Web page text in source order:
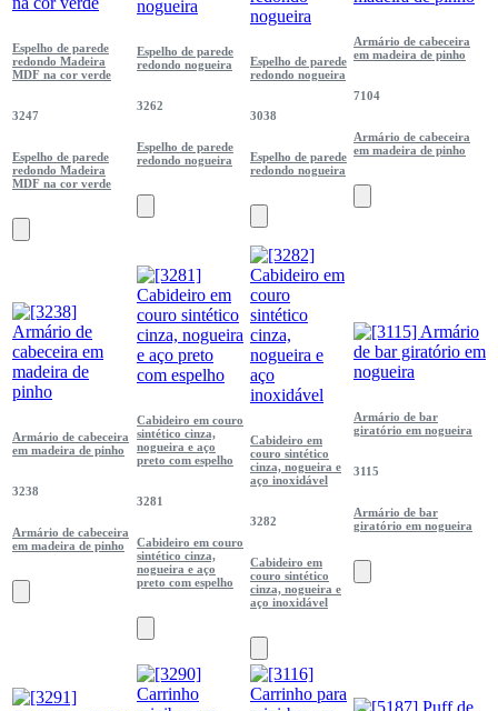
Espelho de parede
redondo Madeira
MDF na cor verde
3247
Espelho de parede
redondo Madeira
MDF na cor verde
Espelho de parede
redondo nogueira
3262
Espelho de parede
redondo nogueira
Espelho de parede
redondo nogueira
3038
Espelho de parede
redondo nogueira
Armário de cabeceira
em madeira de pinho
7104
Armário de cabeceira
em madeira de pinho
Armário de cabeceira
em madeira de pinho
3238
Armário de cabeceira
em madeira de pinho
Cabideiro em couro
sintético cinza,
nogueira e aço
preto com espelho
3281
Cabideiro em couro
sintético cinza,
nogueira e aço
preto com espelho
Cabideiro em
couro sintético
cinza, nogueira e
aço inoxidável
3282
Cabideiro em
couro sintético
cinza, nogueira e
aço inoxidável
Armário de bar
giratório em nogueira
3115
Armário de bar
giratório em nogueira